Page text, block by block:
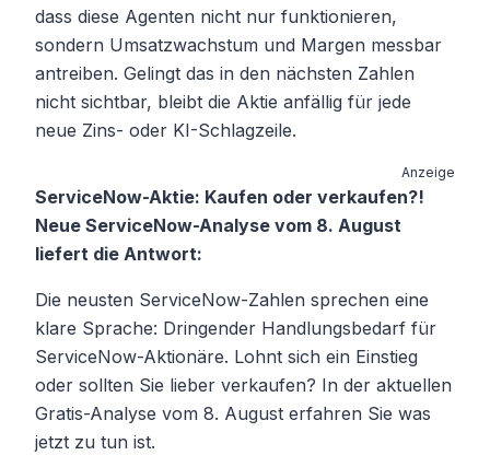
dass diese Agenten nicht nur funktionieren,
sondern Umsatzwachstum und Margen messbar
antreiben. Gelingt das in den nächsten Zahlen
nicht sichtbar, bleibt die Aktie anfällig für jede
neue Zins- oder KI-Schlagzeile.
Anzeige
ServiceNow-Aktie: Kaufen oder verkaufen?!
Neue ServiceNow-Analyse vom 8. August
liefert die Antwort:
Die neusten ServiceNow-Zahlen sprechen eine
klare Sprache: Dringender Handlungsbedarf für
ServiceNow-Aktionäre. Lohnt sich ein Einstieg
oder sollten Sie lieber verkaufen? In der aktuellen
Gratis-Analyse vom 8. August erfahren Sie was
jetzt zu tun ist.